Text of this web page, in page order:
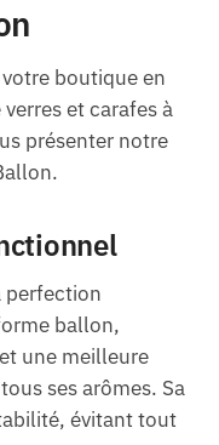
boutique en
et carafes à
présenter notre
perfection
ballon,
une meilleure
ses arômes. Sa
évitant tout